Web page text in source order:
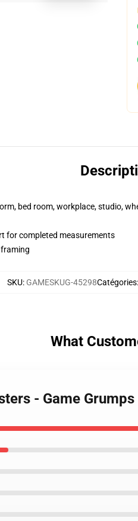
bed room, workplace, studio,
for completed measurements
SKU: GAMESKUG-45298Catégories:
What
- Game